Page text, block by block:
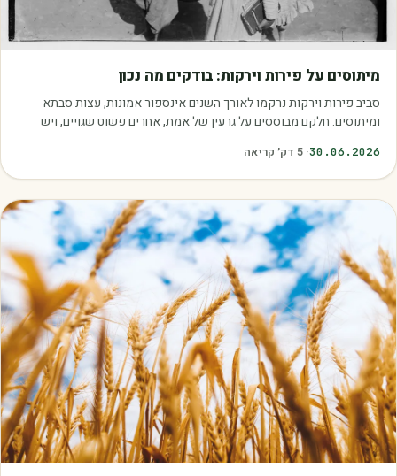
מיתוסים על פירות וירקות: בודקים מה נכון
סביב פירות וירקות נרקמו לאורך השנים אינספור אמונות, עצות סבתא
ומיתוסים. חלקם מבוססים על גרעין של אמת, אחרים פשוט שגויים, ויש
30.06.2026
·
5 דק׳ קריאה